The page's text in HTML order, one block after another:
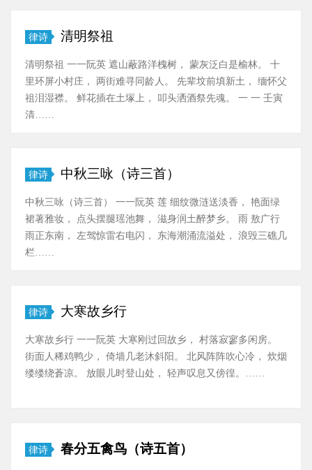
律诗 清明祭祖
清明祭祖 一一阮英 遮山蔽路洋槐树， 蒙灰泛白是榆林。 十
里环屏小村庄， 两街难寻同龄人。 先辈坟前填新土， 缅怀父
祖泪湿襟。 鲜花插在土塚上， 叩头洒酒祭先魂。 一 一 壬寅
清……
律诗 中秋三咏（诗三首）
中秋三咏（诗三首） 一一阮英 莲 细纹微涟送淡香， 艳面绿
裙著雅妆， 点头摆腿瑶池舞， 滋身润土醉梦乡。 雨 敖广行
雨正东南， 左驾惊雷右电闪， 东海潮涌流溢处， 浪毁三礁几
栏……
律诗 大寒故乡行
大寒故乡行 一一阮英 大寒刚过回故乡， 村落寂寥多闲房。
街面人稀鸡鸭少， 倚墙几老沐斜阳。 北风阵阵吹心冷， 炊烟
缕缕绕蒼凉。 放眼儿时登山处， 轻声叹息又傍徨。……
律诗 春分五禽鸟（诗五首）